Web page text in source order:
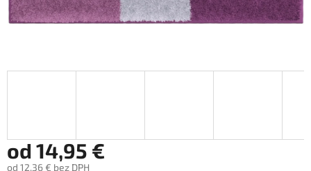
od 14,95 €
od 12,36 € bez DPH